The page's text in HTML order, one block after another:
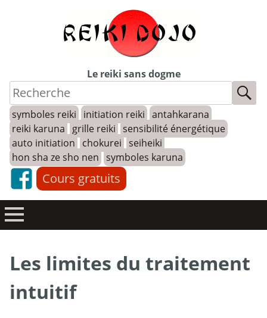
Le reiki sans dogme
symboles reiki initiation reiki antahkarana
reiki karuna
grille reiki sensibilité énergétique
auto initiation
chokurei seiheiki
hon sha ze sho nen symboles karuna
Cours gratuits
Les limites du traitement
intuitif